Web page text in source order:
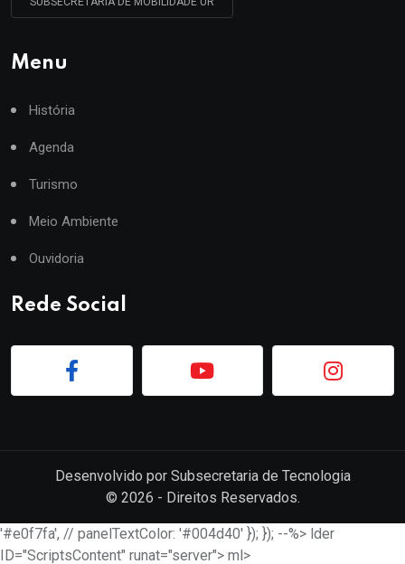
Menu
História
Agenda
Turismo
Meio Ambiente
Ouvidoria
Rede Social
Desenvolvido por Subsecretaria de Tecnologia
© 2026 - Direitos Reservados.
'#e0f7fa', // panelTextColor: '#004d40' }); }); --%> lder
ID="ScriptsContent" runat="server"> ml>